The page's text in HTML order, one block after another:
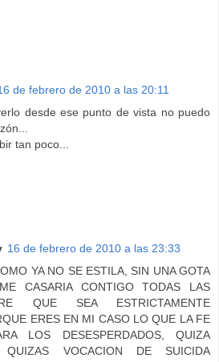
de febrero de 2010 a las 20:11
desde ese punto de vista no puedo
tan poco...
16 de febrero de 2010 a las 23:33
YA NO SE ESTILA, SIN UNA GOTA
CASARIA CONTIGO TODAS LAS
QUE SEA ESTRICTAMENTE
ERES EN MI CASO LO QUE LA FE
LOS DESESPERDADOS, QUIZA
QUIZAS VOCACION DE SUICIDA